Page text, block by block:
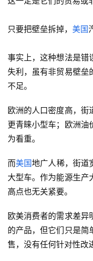
特朗普一直认为，欧日
这一定是它们的贸易或
只要把壁垒拆掉，美国
事实上，这种想法是错
失利，虽有非贸易壁垒
不足。
欧洲的人口密度高，街
更青睐小型车；欧洲油
为看重。
而美国地广人稀，街道
大型车。作为能源生产
高点也无关紧要。
欧美消费者的需求差异